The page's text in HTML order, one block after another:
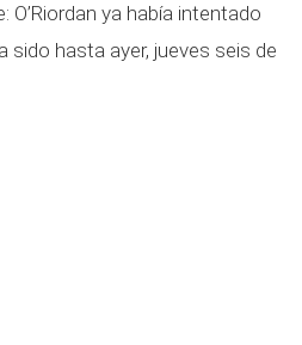
ya había intentado
sido hasta ayer, jueves seis de